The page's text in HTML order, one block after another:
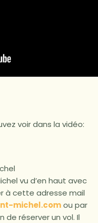
voir dans la vidéo:
vu d’en haut avec
à cette adresse mail
michel.comou par
de réserver un vol. Il